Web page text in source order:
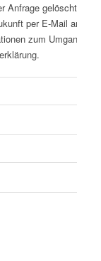
Anfrage gelöscht.
per E-Mail an
zum Umgang mit